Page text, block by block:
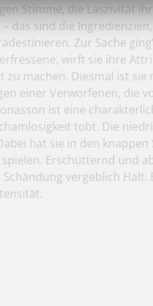
Stimme, die Laszivität
das sind die
Zur Sache
wirft sie ihre
machen. Diesmal ist sie
einer Verworfenen, die
ist eine
tobt. Die
hat sie in den knappen
Erschütternd und
vergeblich Halt.